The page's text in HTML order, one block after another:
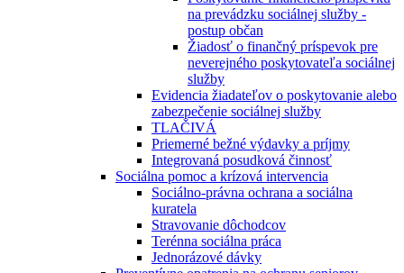
na prevádzku sociálnej služby -
postup občan
Žiadosť o finančný príspevok pre
neverejného poskytovateľa sociálnej
služby
Evidencia žiadateľov o poskytovanie alebo
zabezpečenie sociálnej služby
TLAČIVÁ
Priemerné bežné výdavky a príjmy
Integrovaná posudková činnosť
Sociálna pomoc a krízová intervencia
Sociálno-právna ochrana a sociálna
kuratela
Stravovanie dôchodcov
Terénna sociálna práca
Jednorázové dávky